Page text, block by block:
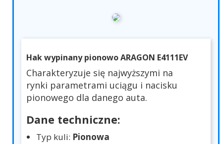
Hak wypinany pionowo ARAGON E4111EV
Charakteryzuje się najwyższymi na
rynki parametrami uciągu i nacisku
pionowego dla danego auta.
Dane techniczne:
Typ kuli: Pionowa